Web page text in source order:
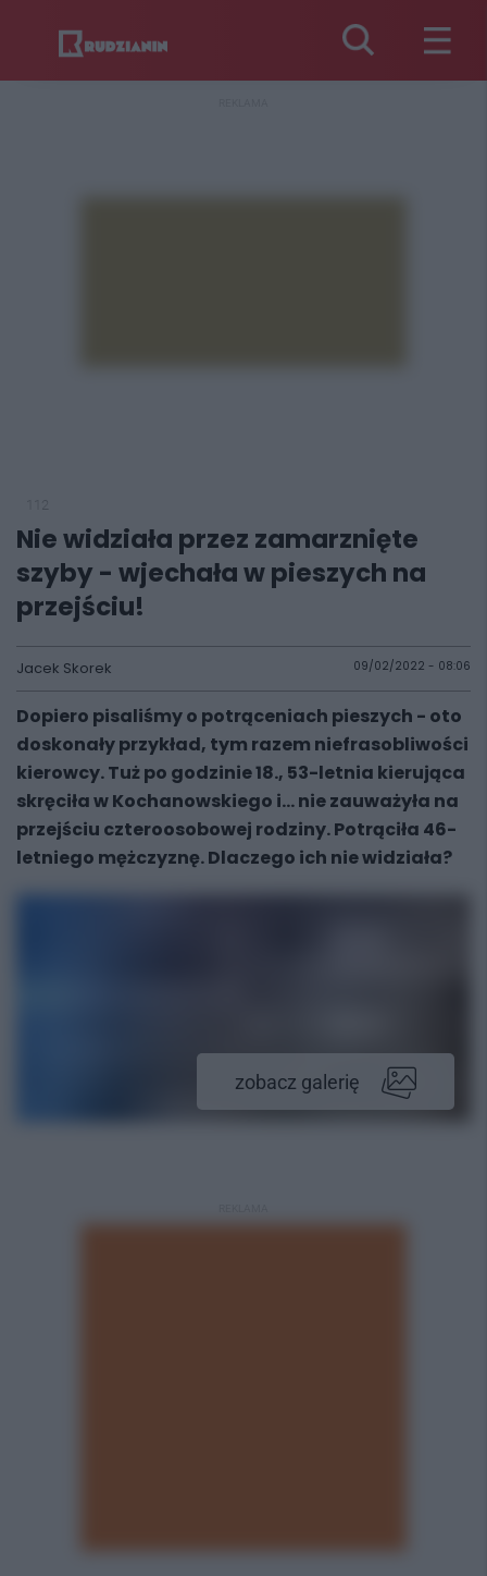
Nie widziała przez zamarznięte
szyby - wjechała w pieszych na
przejściu!
Jacek Skorek 09/02/2022 - 08:06
Dopiero pisaliśmy o potrąceniach pieszych - oto
doskonały przykład, tym razem niefrasobliwości
kierowcy. Tuż po godzinie 18., 53-letnia kierująca
skręciła w Kochanowskiego i... nie zauważyła na
przejściu czteroosobowej rodziny. Potrąciła 46-
letniego mężczyznę. Dlaczego ich nie widziała?
zobacz galerię